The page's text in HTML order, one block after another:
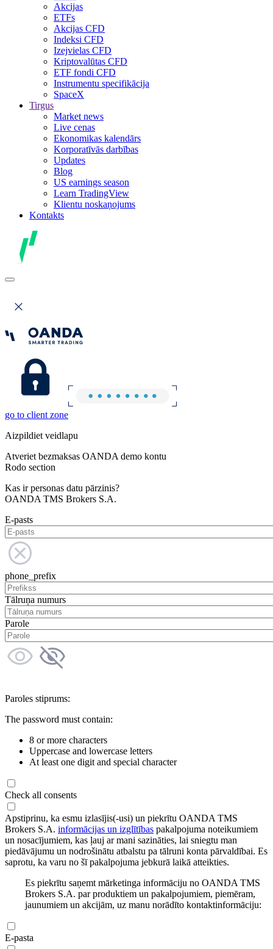
Akcijas
ETFs
Akcijas CFD
Indeksi CFD
Izejvielas CFD
Kriptovalūtas CFD
ETF fondi CFD
Instrumentu specifikācija
SpaceX
Tirgus
Market news
Live cenas
Ekonomikas kalendārs
Korporatīvās darbības
Updates
Blog
US earnings season
Learn TradingView
Klientu noskaņojums
Kontakts
go to client zone
Aizpildiet veidlapu
Atveriet bezmaksas OANDA demo kontu
Rodo section
Kas ir personas datu pārzinis?
OANDA TMS Brokers S.A.
E-pasts
phone_prefix
Tālruņa numurs
Parole
Paroles stiprums:
The password must contain:
8 or more characters
Uppercase and lowercase letters
At least one digit and special character
Check all consents
Apstiprinu, ka esmu izlasījis(-usi) un piekrītu OANDA TMS
Brokers S.A. informācijas un izglītības pakalpojuma noteikumiem
un nosacījumiem, kas ļauj ar mani sazināties, lai sniegtu man
piedāvājumu un nodrošinātu atbalstu pa tālruni konta pārvaldībai. Es
saprotu, ka varu no šī pakalpojuma jebkurā laikā atteikties.
Es piekrītu saņemt mārketinga informāciju no OANDA TMS
Brokers S.A. par produktiem un pakalpojumiem, piemēram,
jaunumiem un akcijām, uz manu norādīto kontaktinformāciju:
E-pasta